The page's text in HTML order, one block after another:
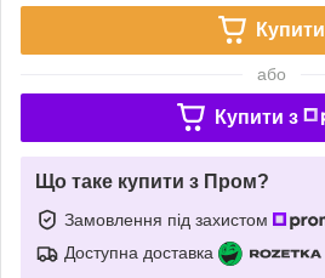
Купити
або
Купити з
Що таке купити з Пром?
Замовлення під захистом
Доступна доставка